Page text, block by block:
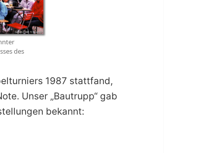
des
1987 stattfand,
Unser „Bautrupp“ gab
bekannt: